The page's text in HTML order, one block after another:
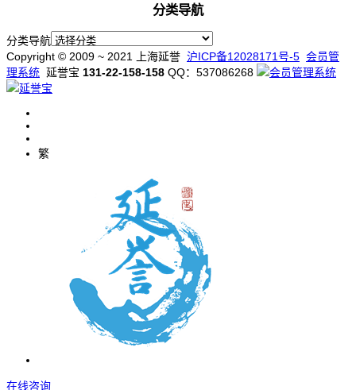
分类导航
分类导航
Copyright © 2009 ~ 2021 上海延誉 沪ICP备12028171号-5 会员管
理系统 延誉宝 131-22-158-158 QQ：537086268
繁
在线咨询